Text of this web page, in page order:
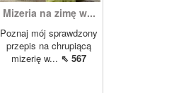
Mizeria na zimę w...
Poznaj mój sprawdzony
przepis na chrupiącą
mizerię w... ⇖ 567